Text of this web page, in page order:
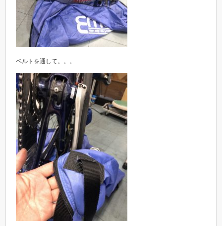
ベルトを通して。。。